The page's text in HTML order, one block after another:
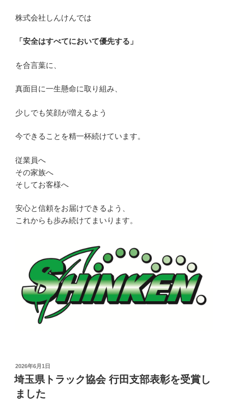
株式会社しんけんでは
「安全はすべてにおいて優先する」
を合言葉に、
真面目に一生懸命に取り組み、
少しでも笑顔が増えるよう
今できることを精一杯続けています。
従業員へ
その家族へ
そしてお客様へ
安心と信頼をお届けできるよう、
これからも歩み続けてまいります。
投
稿
日:
2026年6月1日
埼玉県トラック協会 行田支部表彰を受賞し
ました